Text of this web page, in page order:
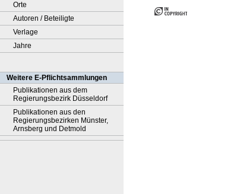
Orte
Autoren / Beteiligte
Verlage
Jahre
Weitere E-Pflichtsammlungen
Publikationen aus dem
Regierungsbezirk Düsseldorf
Publikationen aus den
Regierungsbezirken Münster,
Arnsberg und Detmold